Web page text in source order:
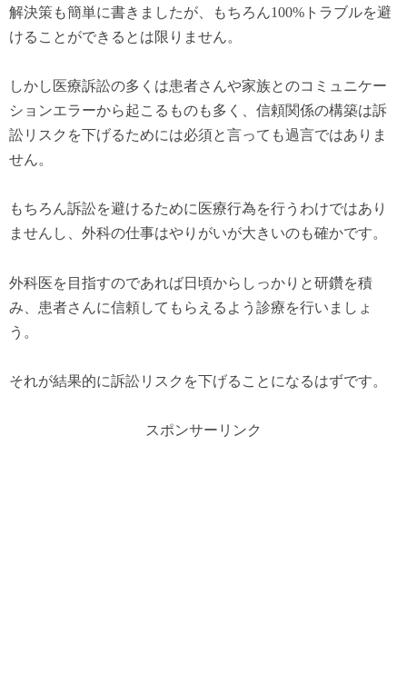
解決策も簡単に書きましたが、もちろん100%トラブルを避
けることができるとは限りません。
しかし医療訴訟の多くは患者さんや家族とのコミュニケー
ションエラーから起こるものも多く、信頼関係の構築は訴
訟リスクを下げるためには必須と言っても過言ではありま
せん。
もちろん訴訟を避けるために医療行為を行うわけではあり
ませんし、外科の仕事はやりがいが大きいのも確かです。
外科医を目指すのであれば日頃からしっかりと研鑽を積
み、患者さんに信頼してもらえるよう診療を行いましょ
う。
それが結果的に訴訟リスクを下げることになるはずです。
スポンサーリンク